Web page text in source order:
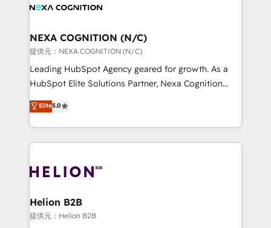
all businesses, from start-up to Enterprise, and have
the world. Our human approach to digital
transformation is designed for businesses who want
to grow. And we're passionate about APAC
businesses leading the world in technology, agility
record migrating businesses from CRM & Marketing
Platforms such as Salesforce, Dynamics, Pipedrive,
with attract and retain customers, manage their
business people and processes, and how they
NEXA COGNITION (N/C)
提供元：NEXA COGNITION (N/C)
Leading HubSpot Agency geared for growth. As a
HubSpot Elite Solutions Partner, Nexa Cognition
ranks in the top 1% of global HubSpot Partners and
has been one of the longest-standing partners since
2012. We empower businesses to harness the full
potential of HubSpot by combining strategic
bespoke HubSpot solutions tailored to drive
Choose Nexa Cognition? 🚀 HubSpot Expertise: Our
certified team specialises in CRM implementation,
Elite5.0
Helion B2B
提供元：Helion B2B